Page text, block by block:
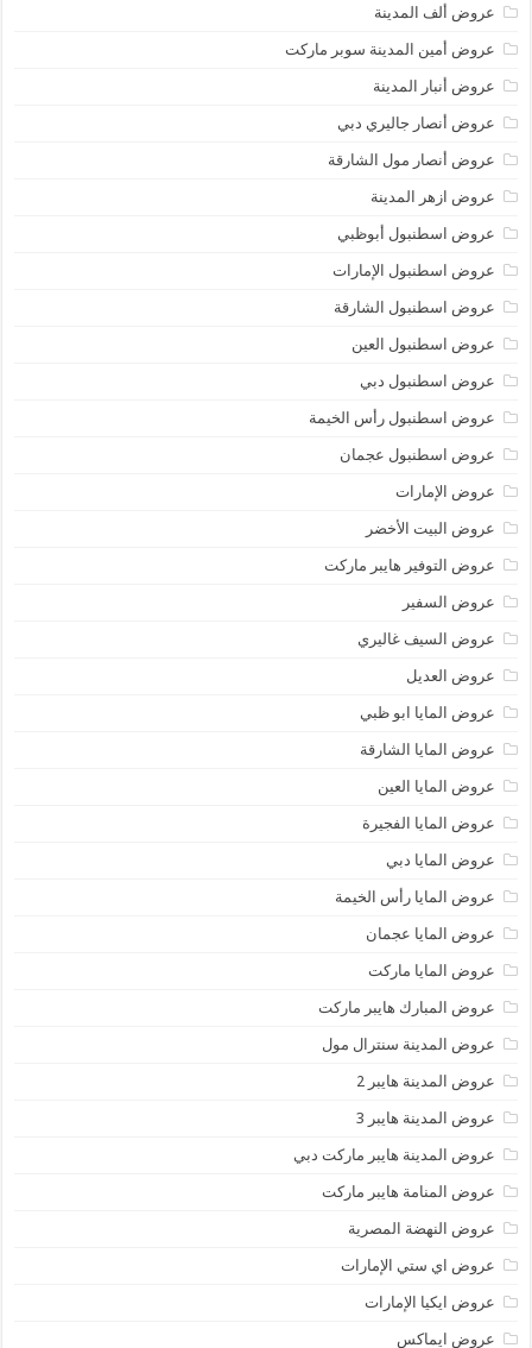
عروض ألف المدينة
عروض أمين المدينة سوبر ماركت
عروض أنبار المدينة
عروض أنصار جاليري دبي
عروض أنصار مول الشارقة
عروض ازهر المدينة
عروض اسطنبول أبوظبي
عروض اسطنبول الإمارات
عروض اسطنبول الشارقة
عروض اسطنبول العين
عروض اسطنبول دبي
عروض اسطنبول رأس الخيمة
عروض اسطنبول عجمان
عروض الإمارات
عروض البيت الأخضر
عروض التوفير هايبر ماركت
عروض السفير
عروض السيف غاليري
عروض العديل
عروض المايا ابو ظبي
عروض المايا الشارقة
عروض المايا العين
عروض المايا الفجيرة
عروض المايا دبي
عروض المايا رأس الخيمة
عروض المايا عجمان
عروض المايا ماركت
عروض المبارك هايبر ماركت
عروض المدينة سنترال مول
عروض المدينة هايبر 2
عروض المدينة هايبر 3
عروض المدينة هايبر ماركت دبي
عروض المنامة هايبر ماركت
عروض النهضة المصرية
عروض اي ستي الإمارات
عروض ايكيا الإمارات
عروض ايماكس